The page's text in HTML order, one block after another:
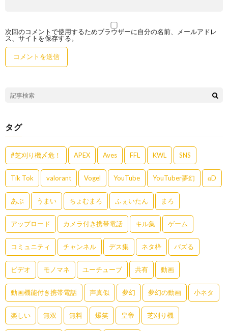
次回のコメントで使用するためブラウザーに自分の名前、メールアドレ
ス、サイトを保存する。
タグ
#芝刈り機〆危！ APEX Aves FFL KWL SNS
Tik Tok valorant Vogel YouTube YouTuber夢幻 αD
あぶ うまい ちょむまろ ふぇいたん まろ
アップロード カメラ付き携帯電話 キル集 ゲーム
コミュニティ チャンネル デス集 ネタ枠 バズる
ビデオ モノマネ ユーチューブ 共有 動画
動画機能付き携帯電話 声真似 夢幻 夢幻の動画 小ネタ
楽しい 無双 無料 爆笑 皇帝 芝刈り機